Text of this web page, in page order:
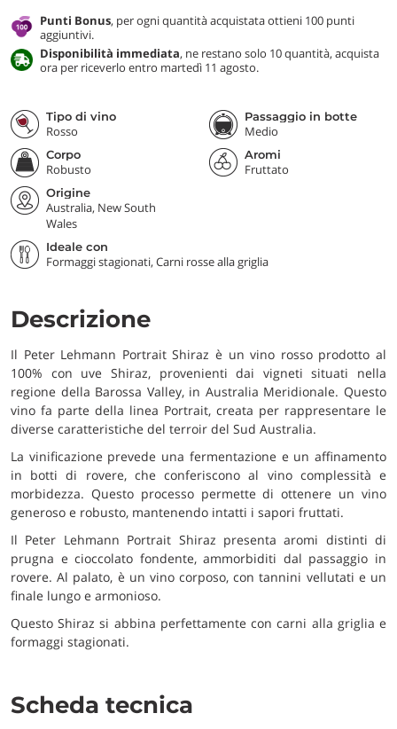
Punti Bonus, per ogni quantità acquistata ottieni 100 punti
aggiuntivi.
Disponibilità immediata, ne restano solo 10 quantità, acquista
ora per riceverlo entro martedì 11 agosto.
Tipo di vino
Rosso
Passaggio in botte
Medio
Corpo
Robusto
Aromi
Fruttato
Origine
Australia, New South
Wales
Ideale con
Formaggi stagionati, Carni rosse alla griglia
Descrizione
Il Peter Lehmann Portrait Shiraz è un vino rosso prodotto al
100% con uve Shiraz, provenienti dai vigneti situati nella
regione della Barossa Valley, in Australia Meridionale. Questo
vino fa parte della linea Portrait, creata per rappresentare le
diverse caratteristiche del terroir del Sud Australia.
La vinificazione prevede una fermentazione e un affinamento
in botti di rovere, che conferiscono al vino complessità e
morbidezza. Questo processo permette di ottenere un vino
generoso e robusto, mantenendo intatti i sapori fruttati.
Il Peter Lehmann Portrait Shiraz presenta aromi distinti di
prugna e cioccolato fondente, ammorbiditi dal passaggio in
rovere. Al palato, è un vino corposo, con tannini vellutati e un
finale lungo e armonioso.
Questo Shiraz si abbina perfettamente con carni alla griglia e
formaggi stagionati.
Scheda tecnica